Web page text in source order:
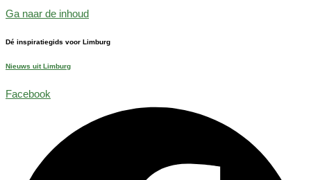
Ga naar de inhoud
Dé inspiratiegids voor Limburg
Nieuws uit Limburg
Facebook